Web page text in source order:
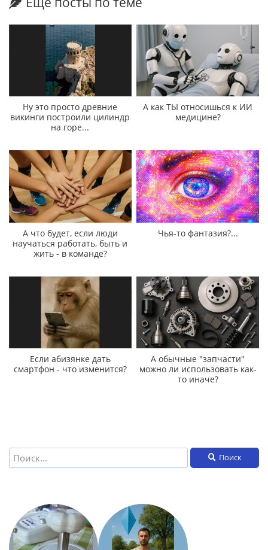
Ну это просто древние
викинги построили цилиндр
на горе...
А как ТЫ относишься к ИИ
медицине?
А что будет, если люди
научаться работать, быть и
жить - в команде?
Чья-то фантазия?...
Если абизянке дать
смартфон - что изменится?
А обычные "запчасти"
можно ли использовать как-
то иначе?
Поиск